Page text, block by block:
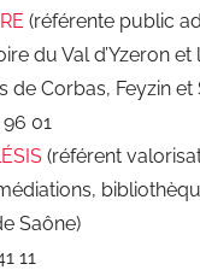
(référente public
du Val d’Yzeron et
de Corbas, Feyzin et
01
(référent
Saône)
11